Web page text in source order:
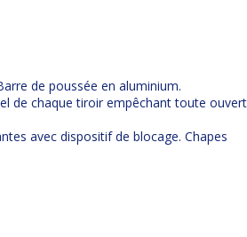
de poussée en aluminium.
de chaque tiroir empêchant toute
avec dispositif de blocage. Chapes